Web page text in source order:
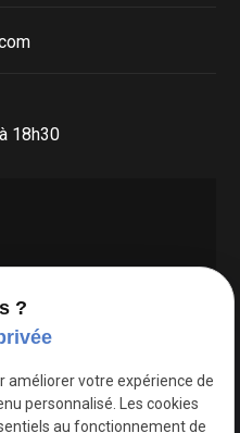
18h30
désactivé.
?
améliorer votre expérience de
personnalisé. Les cookies
au fonctionnement de